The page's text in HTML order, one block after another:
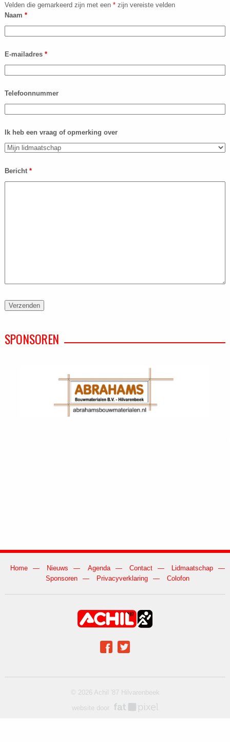
Velden die gemarkeerd zijn met een* zijn vereiste velden
Naam*
E-mailadres*
Telefoonnummer
Ik heb een vraag of opmerking over
Bericht*
SPONSOREN
Home Nieuws Agenda Contact
Lidmaatschap
Sponsoren
Privacyverklaring Colofon
© 2026 Achil '87 Hilvarenbeek
website door